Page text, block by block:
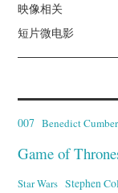
映像相关
短片微电影
007 Benedict
Game of
Star Wars Stephen